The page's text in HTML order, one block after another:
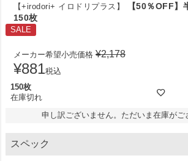
【+irodori+ イロドリプラス】
【50％OFF】
150枚
SALE
メーカー希望小売価格 ¥2,178
¥881税込
150枚
在庫切れ
申し訳ございません。ただいま在庫がご
スペック